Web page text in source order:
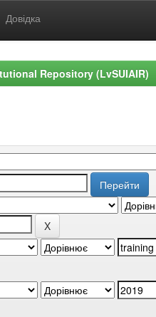
Довідка
Repository (LvSUIAIR)